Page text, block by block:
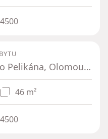
Třída Jiřího Pelikána, Olomouc - Nová Ulice, Olomoucký kraj
46 m²